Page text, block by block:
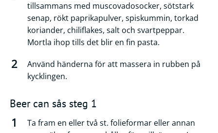
tillsammans med muscovadosocker, sötstark
senap, rökt paprikapulver, spiskummin, torkad
koriander, chiliflakes, salt och svartpeppar.
Mortla ihop tills det blir en fin pasta.
Använd händerna för att massera in rubben på
kycklingen.
Beer can sås steg 1
Ta fram en eller två st. folieformar eller annan